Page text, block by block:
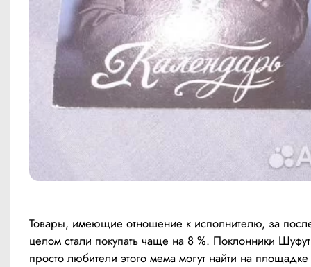
Товары, имеющие отношение к исполнителю, за
целом стали покупать чаще на 8 %. Поклонники
просто любители этого мема могут найти на площадке